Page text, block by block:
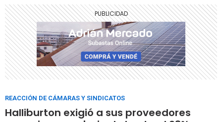
REACCIÓN DE CÁMARAS Y SINDICATOS
Halliburton exigió a sus proveedores